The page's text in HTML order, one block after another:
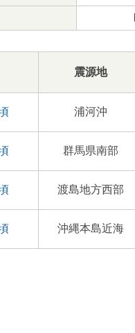
震源地
浦河沖
群馬県南部
渡島地方西部
沖縄本島近海